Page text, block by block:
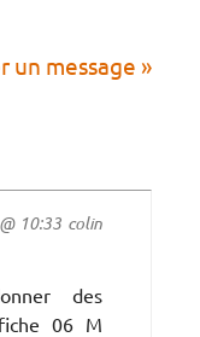
un message »
10:33 colin
des
06 M